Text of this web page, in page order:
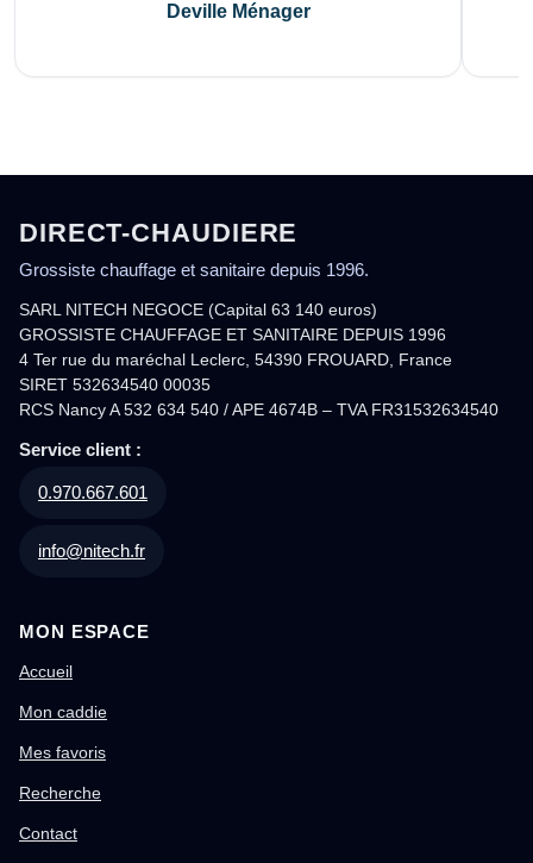
Deville Ménager
DIRECT-CHAUDIERE
Grossiste chauffage et sanitaire depuis 1996.
SARL NITECH NEGOCE (Capital 63 140 euros)
GROSSISTE CHAUFFAGE ET SANITAIRE DEPUIS 1996
4 Ter rue du maréchal Leclerc, 54390 FROUARD, France
SIRET 532634540 00035
RCS Nancy A 532 634 540 / APE 4674B – TVA FR31532634540
Service client :
0.970.667.601
info@nitech.fr
MON ESPACE
Accueil
Mon caddie
Mes favoris
Recherche
Contact